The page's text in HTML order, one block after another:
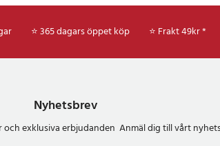
⭐ 365 dagars öppet köp ⭐ Frakt 49kr *
Nyhetsbrev
exklusiva erbjudanden Anmäl dig till vårt